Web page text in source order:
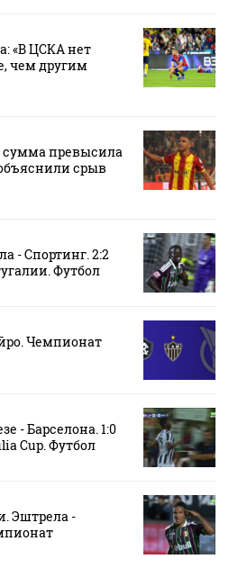
«В ЦСКА нет
чем другим
сумма превысила
срыв
- Спортинг. 2:2
Футбол
Чемпионат
- Барселона. 1:0
Cup. Футбол
Эштрела -